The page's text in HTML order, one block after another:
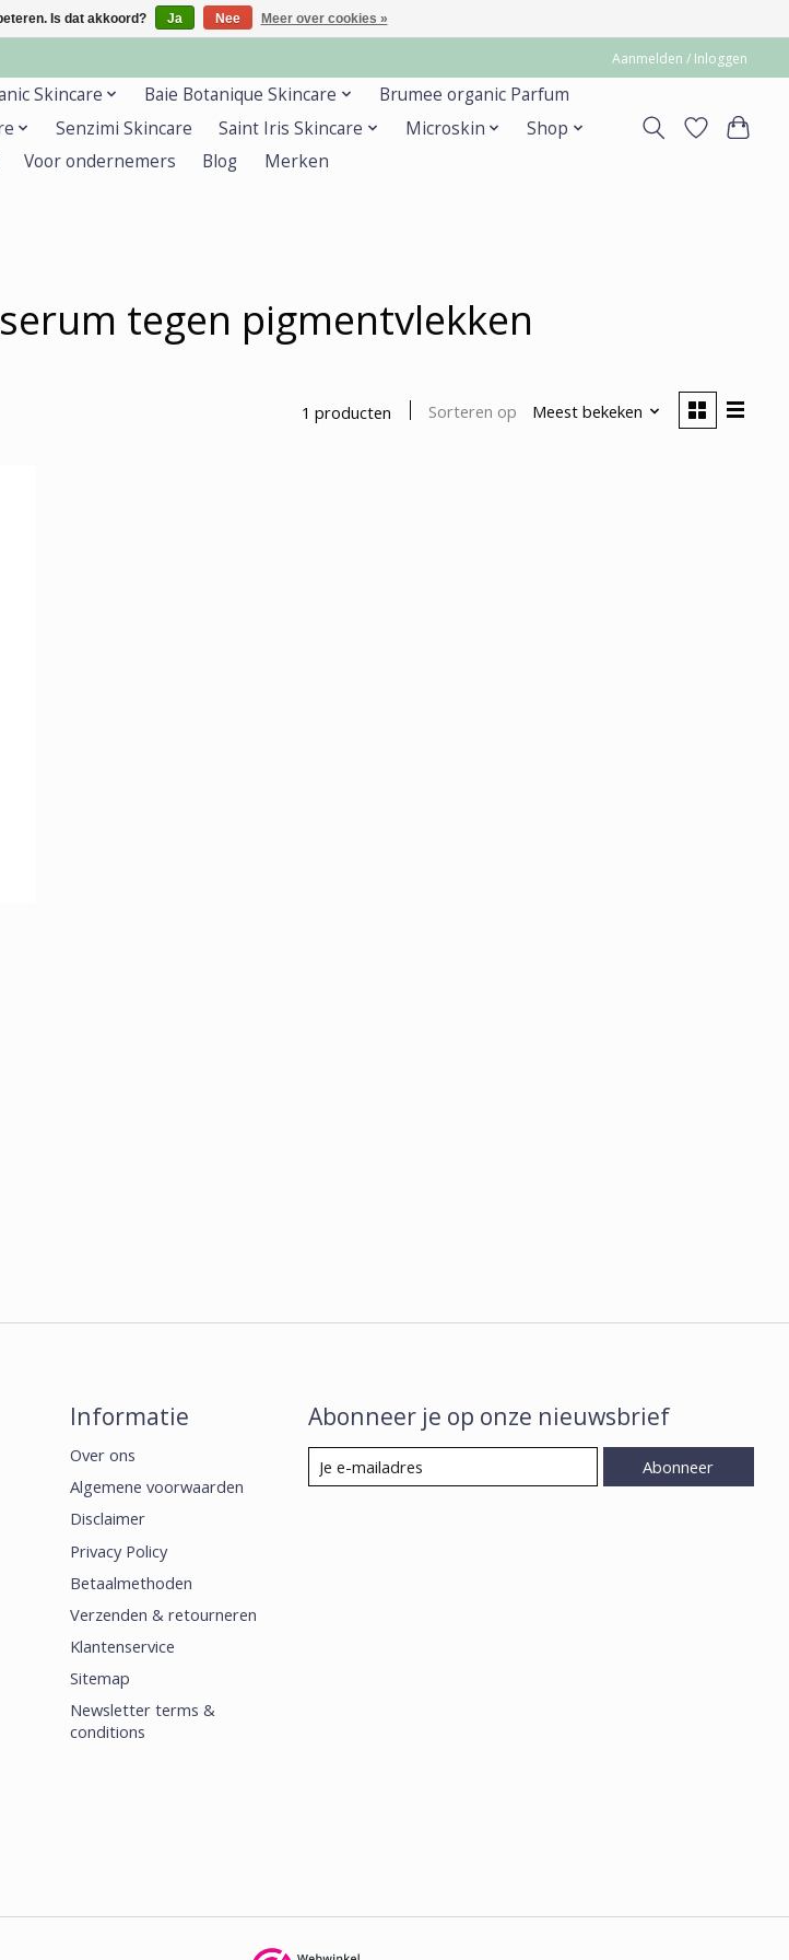
Aanmelden / Inloggen
Skincare Baie Botanique Skincare
Brumee organic Parfum
Senzimi Skincare Saint Iris Skincare Microskin
Shop
Voor ondernemers Blog Merken
tegen pigmentvlekken
1 producten Sorteren op Meest bekeken
Informatie
Over ons
Algemene voorwaarden
Disclaimer
Privacy Policy
Betaalmethoden
Verzenden & retourneren
Klantenservice
Sitemap
Newsletter terms &
conditions
Abonneer je op onze nieuwsbrief
Abonneer
Is dat akkoord? Ja Nee Meer over cookies »